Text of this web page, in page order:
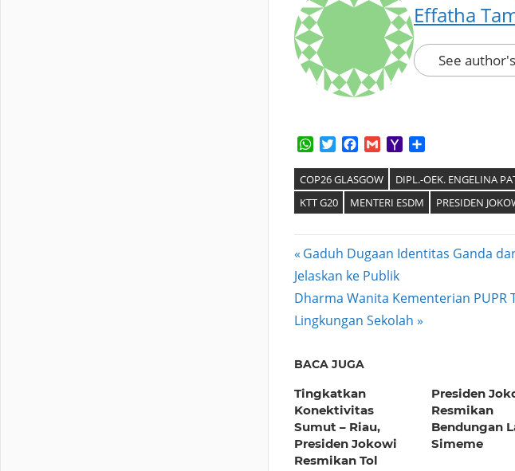
Effatha
See
WhatsApp
TwitterFacebook
GmailYahoo
COP26 GLASGOW DIPL.-OEK. ENGELINA
KTT G20
MENTERI ESDM PRESIDEN
Post
navigation
Previous
Post:
Gaduh Dugaan Identitas Ganda
Jelaskan ke Publik
Next
Post:
Dharma Wanita Kementerian PUPR
Lingkungan Sekolah
BACA JUGA
Tingkatkan
Konektivitas
Sumut – Riau,
Presiden Jokowi
Resmikan Tol
Presiden
Resmikan
Bendungan
Simeme